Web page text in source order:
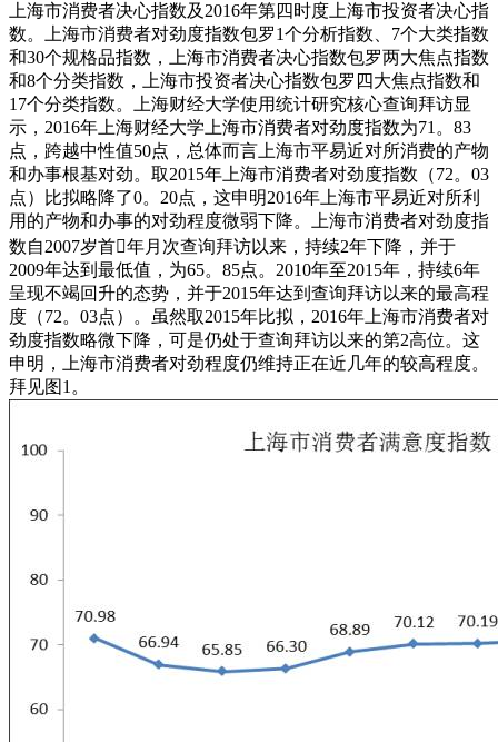
上海市消费者决心指数及2016年第四时度上海市投资者决心指
数。上海市消费者对劲度指数包罗1个分析指数、7个大类指数
和30个规格品指数，上海市消费者决心指数包罗两大焦点指数
和8个分类指数，上海市投资者决心指数包罗四大焦点指数和
17个分类指数。上海财经大学使用统计研究核心查询拜访显
示，2016年上海财经大学上海市消费者对劲度指数为71。83
点，跨越中性值50点，总体而言上海市平易近对所消费的产物
和办事根基对劲。取2015年上海市消费者对劲度指数（72。03
点）比拟略降了0。20点，这申明2016年上海市平易近对所利
用的产物和办事的对劲程度微弱下降。上海市消费者对劲度指
数自2007岁首年月次查询拜访以来，持续2年下降，并于
2009年达到最低值，为65。85点。2010年至2015年，持续6年
呈现不竭回升的态势，并于2015年达到查询拜访以来的最高程
度（72。03点）。虽然取2015年比拟，2016年上海市消费者对
劲度指数略微下降，可是仍处于查询拜访以来的第2高位。这
申明，上海市消费者对劲程度仍维持正在近几年的较高程度。
拜见图1。